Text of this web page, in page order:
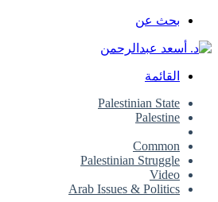
بحث عن
القائمة
Palestinian State
Palestine
Common
Palestinian Struggle
Video
Arab Issues & Politics